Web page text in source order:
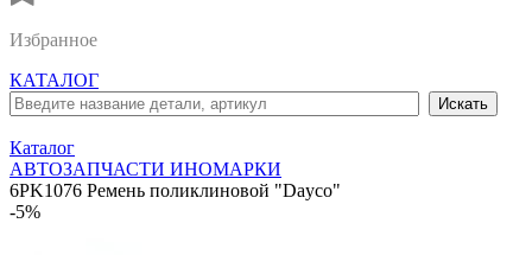
Избранное
КАТАЛОГ
Каталог
АВТОЗАПЧАСТИ ИНОМАРКИ
6PK1076 Ремень поликлиновой "Dayco"
-5%